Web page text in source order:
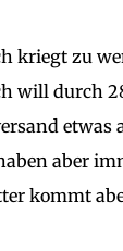
kriegt zu
will durch
etwas
aber
kommt